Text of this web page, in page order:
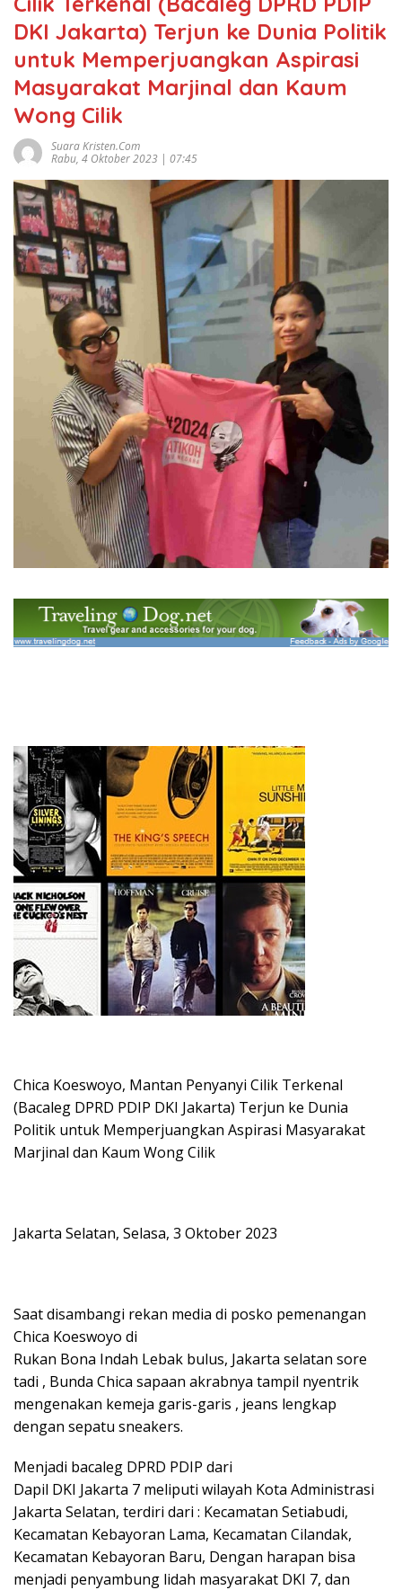
DKI Jakarta) Terjun ke Dunia Politik
untuk Memperjuangkan Aspirasi
Masyarakat Marjinal dan Kaum
Wong Cilik
Suara Kristen.com
Rabu, 4 Oktober 2023 | 07:45
Chica Koeswoyo, Mantan Penyanyi Cilik Terkenal
(Bacaleg DPRD PDIP DKI Jakarta) Terjun ke Dunia
Politik untuk Memperjuangkan Aspirasi Masyarakat
Marjinal dan Kaum Wong Cilik
Jakarta Selatan, Selasa, 3 Oktober 2023
Saat disambangi rekan media di posko pemenangan
Chica Koeswoyo di
Rukan Bona Indah Lebak bulus, Jakarta selatan sore
tadi , Bunda Chica sapaan akrabnya tampil nyentrik
mengenakan kemeja garis-garis , jeans lengkap
dengan sepatu sneakers.
Menjadi bacaleg DPRD PDIP dari
Dapil DKI Jakarta 7 meliputi wilayah Kota Administrasi
Jakarta Selatan, terdiri dari : Kecamatan Setiabudi,
Kecamatan Kebayoran Lama, Kecamatan Cilandak,
Kecamatan Kebayoran Baru, Dengan harapan bisa
menjadi penyambung lidah masyarakat DKI 7, dan